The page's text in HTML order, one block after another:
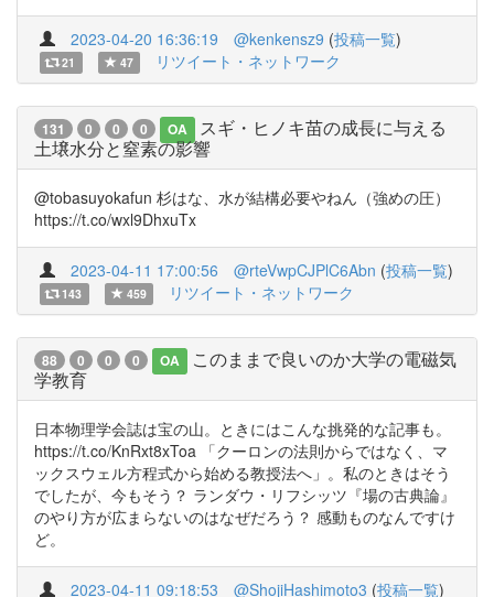
2023-04-20 16:36:19 @kenkensz9 (投稿一覧)
21 47 リツイート・ネットワーク
131 0 0 0 OA
スギ・ヒノキ苗の成長に与える
土壌水分と窒素の影響
@tobasuyokafun 杉はな、水が結構必要やねん（強めの圧）
https://t.co/wxl9DhxuTx
2023-04-11 17:00:56 @rteVwpCJPlC6Abn (投稿一覧)
143 459 リツイート・ネットワーク
88 0 0 0 OA
このままで良いのか大学の電磁気
学教育
日本物理学会誌は宝の山。ときにはこんな挑発的な記事も。
https://t.co/KnRxt8xToa 「クーロンの法則からではなく、マ
ックスウェル方程式から始める教授法へ」。私のときはそう
でしたが、今もそう？ ランダウ・リフシッツ『場の古典論』
のやり方が広まらないのはなぜだろう？ 感動ものなんですけ
ど。
2023-04-11 09:18:53 @ShojiHashimoto3 (投稿一覧)